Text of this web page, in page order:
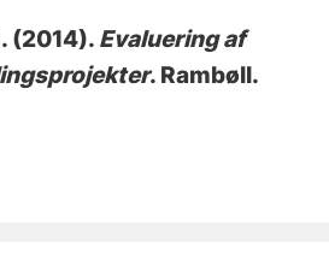
(2014). Evaluering af
. Rambøll.